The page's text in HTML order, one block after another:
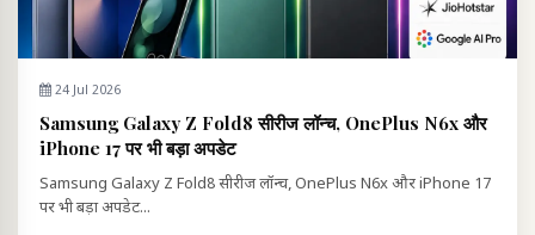
24 Jul 2026
Samsung Galaxy Z Fold8 सीरीज लॉन्च, OnePlus N6x और
iPhone 17 पर भी बड़ा अपडेट
Samsung Galaxy Z Fold8 सीरीज लॉन्च, OnePlus N6x और iPhone 17
पर भी बड़ा अपडेट...